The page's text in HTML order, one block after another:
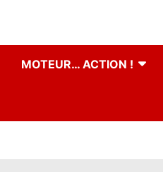
MOTEUR… ACTION !